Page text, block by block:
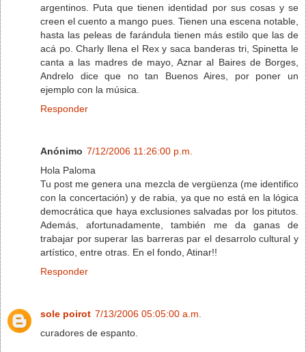
argentinos. Puta que tienen identidad por sus cosas y se
creen el cuento a mango pues. Tienen una escena notable,
hasta las peleas de farándula tienen más estilo que las de
acá po. Charly llena el Rex y saca banderas tri, Spinetta le
canta a las madres de mayo, Aznar al Baires de Borges,
Andrelo dice que no tan Buenos Aires, por poner un
ejemplo con la música.
Responder
Anónimo 7/12/2006 11:26:00 p.m.
Hola Paloma
Tu post me genera una mezcla de vergüenza (me identifico
con la concertación) y de rabia, ya que no está en la lógica
democrática que haya exclusiones salvadas por los pitutos.
Además, afortunadamente, también me da ganas de
trabajar por superar las barreras par el desarrolo cultural y
artístico, entre otras. En el fondo, Atinar!!
Responder
sole poirot 7/13/2006 05:05:00 a.m.
curadores de espanto.